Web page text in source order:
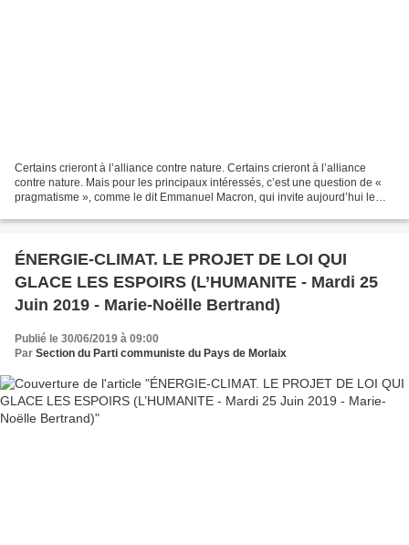
Certains crieront à l’alliance contre nature. Certains crieront à l’alliance
contre nature. Mais pour les principaux intéressés, c’est une question de «
pragmatisme », comme le dit Emmanuel Macron, qui invite aujourd’hui le
ÉNERGIE-CLIMAT. LE PROJET DE LOI QUI
GLACE LES ESPOIRS (L’HUMANITE - Mardi 25
Juin 2019 - Marie-Noëlle Bertrand)
Publié le 30/06/2019 à 09:00
Par Section du Parti communiste du Pays de Morlaix